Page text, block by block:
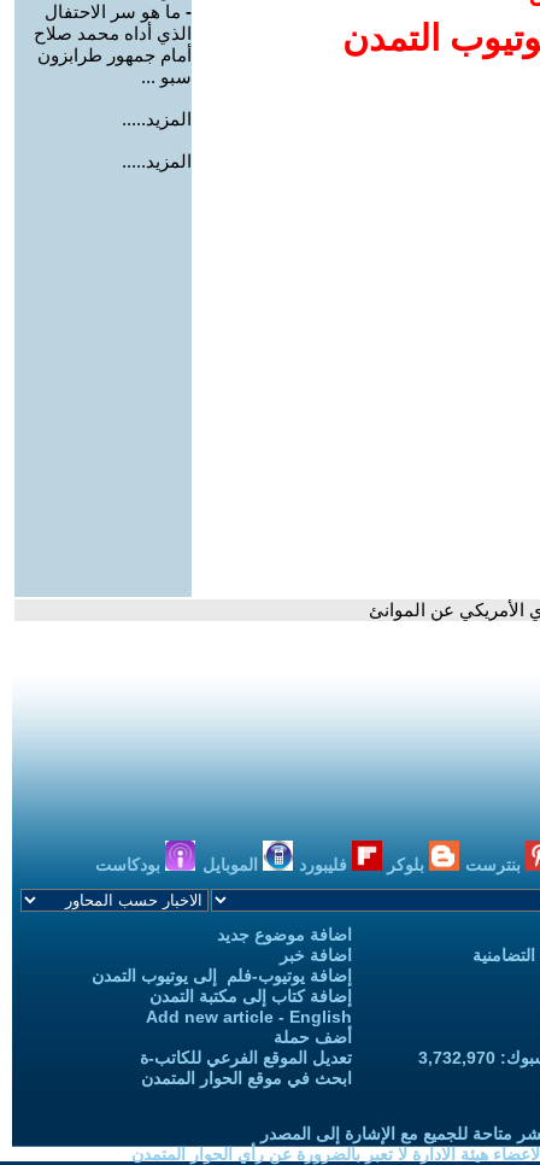
التمدن
- ما هو سر الاحتفال
الذي أداه محمد صلاح
أمام جمهور طرابزون
سبو ...
المزيد.....
المزيد.....
الأمريكي عن الموانئ
بنترست بلوكر فليبورد الموبايل بودكاست
اضافة موضوع جديد
اضافة خبر
إضافة يوتيوب-فلم إلى يوتيوب التمدن
إضافة كتاب إلى مكتبة التمدن
Add new article - English
أضف حملة
تعديل الموقع الفرعي للكاتب-ة
ابحث في موقع الحوار المتمدن
متاحة للجميع مع الإشارة إلى المصدر
هيئة الادارة لا تعبر بالضرورة عن رأي الحوار المتمدن